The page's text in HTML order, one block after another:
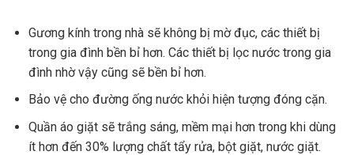
Gương kính trong nhà sẽ không bị mờ đục, các thiết bị
trong gia đình bền bỉ hơn. Các thiết bị lọc nước trong gia
đình nhờ vậy cũng sẽ bền bỉ hơn.
Bảo vệ cho đường ống nước khỏi hiện tượng đóng cặn.
Quần áo giặt sẽ trắng sáng, mềm mại hơn trong khi dùng
ít hơn đến 30% lượng chất tẩy rửa, bột giặt, nước giặt.